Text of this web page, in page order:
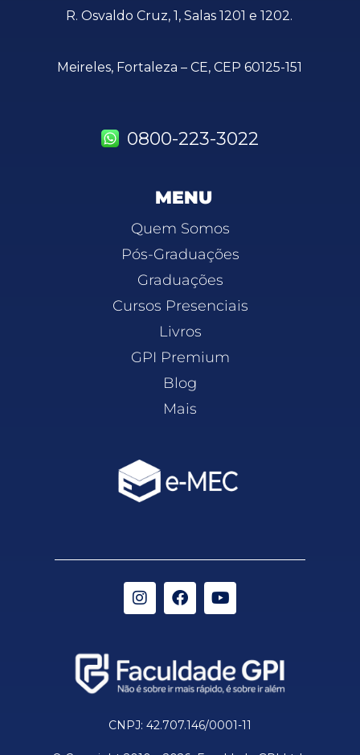
R. Osvaldo Cruz, 1, Salas 1201 e 1202.
Meireles, Fortaleza – CE, CEP 60125-151
0800-223-3022
MENU
Quem Somos
Pós-Graduações
Graduações
Cursos Presenciais
Livros
GPI Premium
Blog
Mais
CNPJ: 42.707.146/0001-11